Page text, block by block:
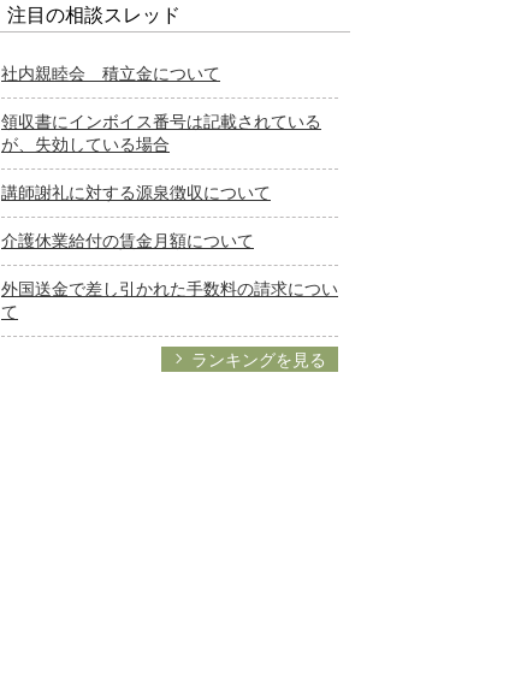
注目の相談スレッド
社内親睦会 積立金について
領収書にインボイス番号は記載されている
が、失効している場合
講師謝礼に対する源泉徴収について
介護休業給付の賃金月額について
外国送金で差し引かれた手数料の請求につい
て
ランキングを見る